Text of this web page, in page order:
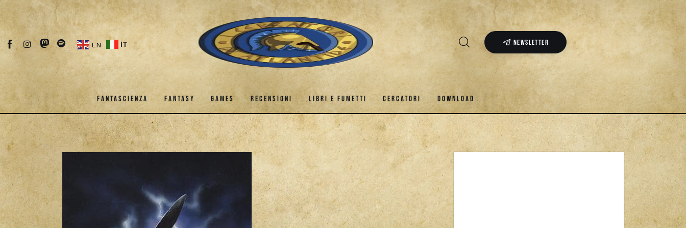
EN IT NEWSLETTER
FANTASCIENZA FANTASY GAMES RECENSIONI LIBRI E FUMETTI CERCATORI DOWNLOAD
FANTASCIENZA FANTASY GAMES RECENSIONI LIBRI E FUMETTI CERCATORI
Fantascienza
Fantasy
Recensioni
Libri e fumetti
Cercatori
Download